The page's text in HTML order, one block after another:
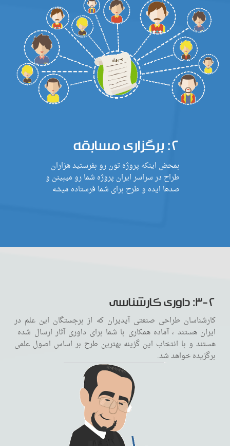
۲: برگزاری مسابقه
بمحض اینکه پروژه تون رو بفرستید هزاران
طراح در سراسر ایران پروژه شما رو میبینن و
صدها ایده و طرح برای شما فرستاده میشه
۳-۲: داوری کارشناسی
کارشناسان طراحی صنعتی آیدیران که از برجستگان این علم در
ایران هستند ، آماده همکاری با شما برای داوری آثار ارسال شده
هستند و با انتخاب این گزینه بهترین طرح بر اساس اصول علمی
برگزیده خواهد شد.